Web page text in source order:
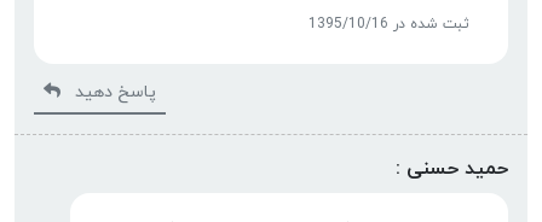
ثبت شده در 1395/10/16
پاسخ دهید
حمید حسنی :